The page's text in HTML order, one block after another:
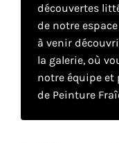
découvertes
de notre
à venir
la galerie, où
notre équipe et
de Peinture
Faire
propre
choix